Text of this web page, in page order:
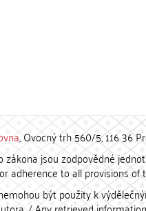
, Ovocný trh 560/5, 116 36
jsou zodpovědné
adherence to all provisions of
být použity k